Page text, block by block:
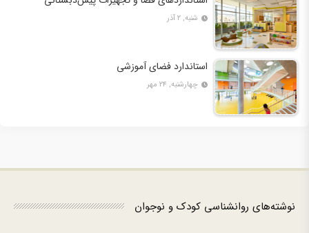
شنبه, ۲ آذر
استاندارد فضای آموزشی
چهارشنبه, ۲۴ مهر
نوشته‌های روانشناسی کودک و نوجوان